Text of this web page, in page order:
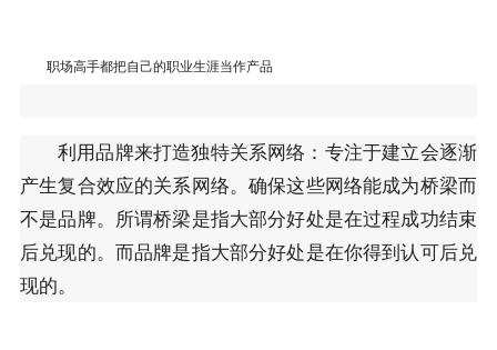
职场高手都把自己的职业生涯当作产品
利用品牌来打造独特关系网络：专注于建立会逐渐
产生复合效应的关系网络。确保这些网络能成为桥梁而
不是品牌。所谓桥梁是指大部分好处是在过程成功结束
后兑现的。而品牌是指大部分好处是在你得到认可后兑
现的。